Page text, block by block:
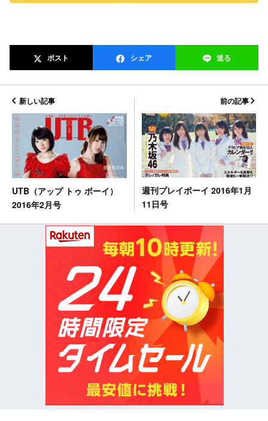
ポスト シェア 送る
新しい記事
UTB（アップ トゥ ボーイ）
2016年2月号
前の記事
週刊プレイボーイ 2016年1月
11日号